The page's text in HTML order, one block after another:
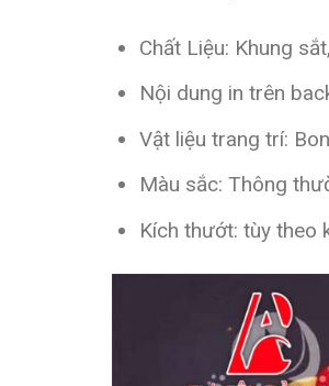
Chất Liệu: Khung
Nội dung in trên
Vật liệu trang trí:
Màu sắc: Thông
Kích thướt: tùy theo